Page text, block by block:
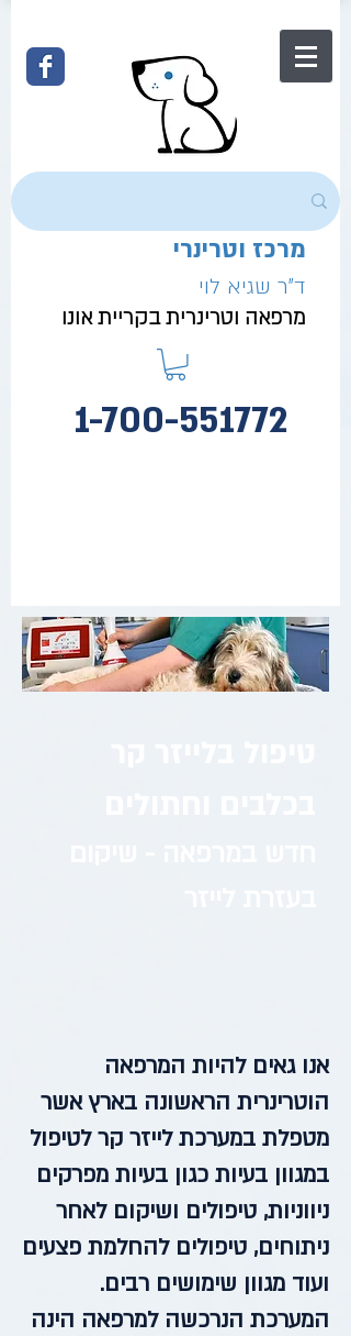
מרכז וטרינרי
ד"ר שגיא לוי
מרפאה וטרינרית בקריית אונו
1-700-551772
אנו גאים להיות המרפאה
הוטרינרית הראשונה בארץ אשר
מטפלת במערכת לייזר קר לטיפול
במגוון בעיות כגון בעיות מפרקים
ניווניות, טיפולים ושיקום לאחר
ניתוחים, טיפולים להחלמת פצעים
ועוד מגוון שימושים רבים.
המערכת הנרכשה למרפאה הינה